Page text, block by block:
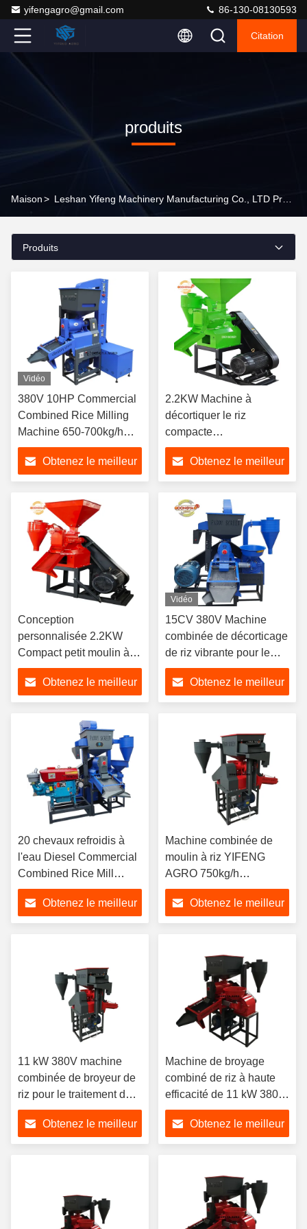
yifengagro@gmail.com 86-130-08130593
Citation
produits
Maison>
Produits
Vidéo
380V 10HP Commercial
Combined Rice Milling
Machine 650-700kg/h
avec lecteur de
chargement automatique
Obtenez le meilleur
2.2KW Machine à
décortiquer le riz
compacte
multifonctionnelle pour le
traitement des céréales
des petites entreprises
Obtenez le meilleur
Conception
personnalisée 2.2KW
Compact petit moulin à
riz en acier inoxydable
pour un broyage efficace
Obtenez le meilleur
Vidéo
15CV 380V Machine
combinée de décorticage
de riz vibrante pour le
son fin 650kg/h avec
élévateur de chargement
automatique
Obtenez le meilleur
20 chevaux refroidis à
l'eau Diesel Commercial
Combined Rice Mill
Machine avec élévateur
Obtenez le meilleur
Machine combinée de
moulin à riz YIFENG
AGRO 750kg/h
Équipement de mouture
de qualité d'origine
Obtenez le meilleur
11 kW 380V machine
combinée de broyeur de
riz pour le traitement de
grains multiples et
équipement de broyage
commercial
Obtenez le meilleur
Machine de broyage
combiné de riz à haute
efficacité de 11 kW 380 V
750 kg/h pour le broyage
commercial à grains
multiples
Obtenez le meilleur